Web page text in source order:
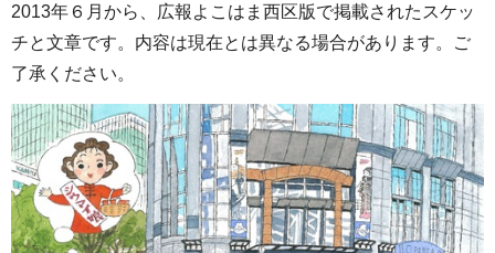
2013年６月から、広報よこはま西区版で掲載されたスケッ
チと文章です。内容は現在とは異なる場合があります。ご
了承ください。